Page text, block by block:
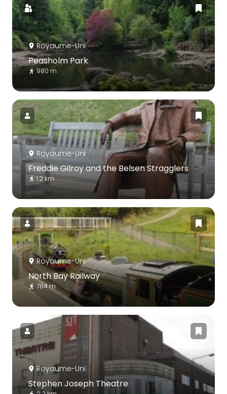
Royaume-Uni
Peasholm Park
980 m
Royaume-Uni
Freddie Gilroy and the Belsen Stragglers
1.2 km
Royaume-Uni
North Bay Railway
784 m
Royaume-Uni
Stephen Joseph Theatre